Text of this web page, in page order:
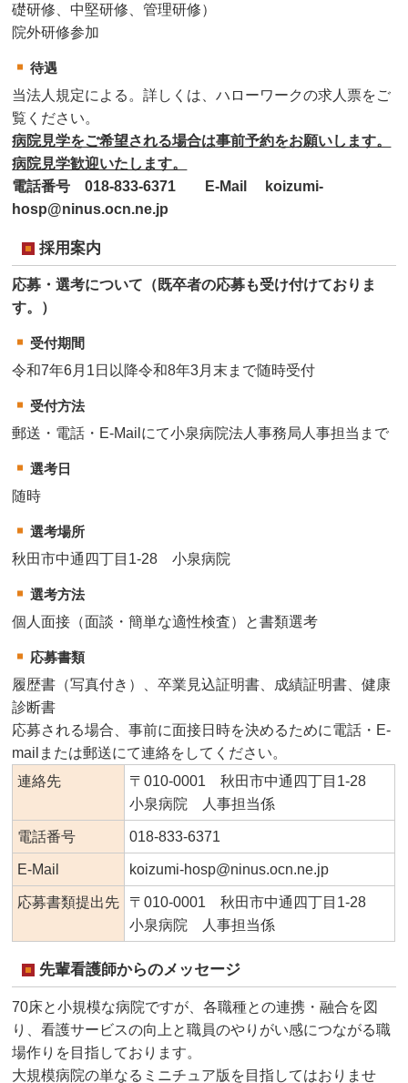
礎研修、中堅研修、管理研修）
院外研修参加
待遇
当法人規定による。詳しくは、ハローワークの求人票をご
覧ください。
病院見学をご希望される場合は事前予約をお願いします。
病院見学歓迎いたします。
電話番号 018-833-6371 E-Mail koizumi-
hosp@ninus.ocn.ne.jp
採用案内
応募・選考について（既卒者の応募も受け付けておりま
す。）
受付期間
令和7年6月1日以降令和8年3月末まで随時受付
受付方法
郵送・電話・E-Mailにて小泉病院法人事務局人事担当まで
選考日
随時
選考場所
秋田市中通四丁目1-28 小泉病院
選考方法
個人面接（面談・簡単な適性検査）と書類選考
応募書類
履歴書（写真付き）、卒業見込証明書、成績証明書、健康
診断書
応募される場合、事前に面接日時を決めるために電話・E-
mailまたは郵送にて連絡をしてください。
連絡先
〒010-0001 秋田市中通四丁目1-28
小泉病院 人事担当係
電話番号 018-833-6371
E-Mail koizumi-hosp@ninus.ocn.ne.jp
応募書類提出先
〒010-0001 秋田市中通四丁目1-28
小泉病院 人事担当係
先輩看護師からのメッセージ
70床と小規模な病院ですが、各職種との連携・融合を図
り、看護サービスの向上と職員のやりがい感につながる職
場作りを目指しております。
大規模病院の単なるミニチュア版を目指してはおりませ